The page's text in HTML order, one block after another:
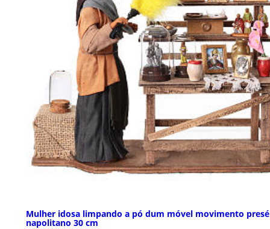
Mulher idosa limpando a pó dum móvel movimento
napolitano 30 cm